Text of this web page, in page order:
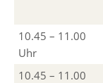
10.45 – 11.00
Uhr
10.45 – 11.00